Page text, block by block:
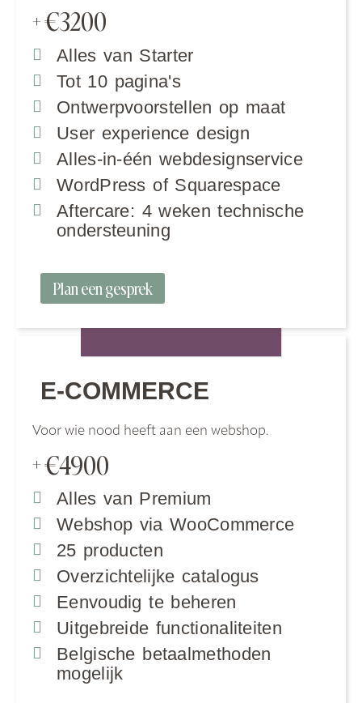
+ €3200
Alles van Starter
Tot 10 pagina's
Ontwerpvoorstellen op maat
User experience design
Alles-in-één webdesignservice
WordPress of Squarespace
Aftercare: 4 weken technische
ondersteuning
Plan een gesprek
E-COMMERCE
Voor wie nood heeft aan een webshop.
+ €4900
Alles van Premium
Webshop via WooCommerce
25 producten
Overzichtelijke catalogus
Eenvoudig te beheren
Uitgebreide functionaliteiten
Belgische betaalmethoden
mogelijk